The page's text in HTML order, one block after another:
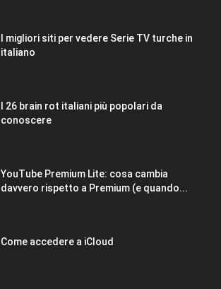
I migliori siti per vedere Serie TV turche in
italiano
I 26 brain rot italiani più popolari da
conoscere
YouTube Premium Lite: cosa cambia
davvero rispetto a Premium (e quando...
Come accedere a iCloud